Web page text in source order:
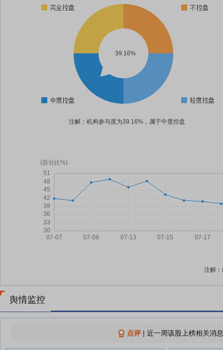
39.16%
注解：机构参与度为39.16%，属于中度控盘
注解
舆情监控
点评| 近一周该股上榜相关消